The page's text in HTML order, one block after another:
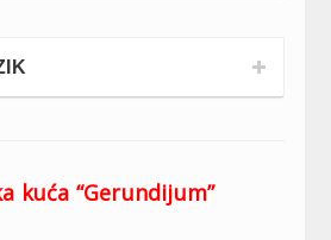
kuća “Gerundijum”